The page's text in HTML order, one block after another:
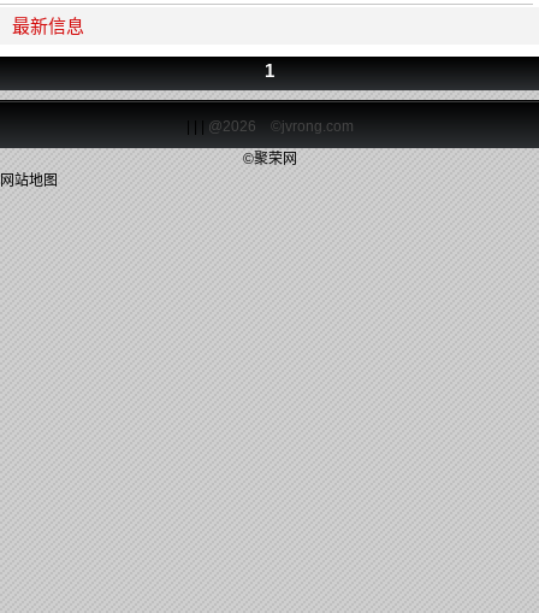
最新信息
1
@2026 ©jvrong.com
©聚荣网
网站地图